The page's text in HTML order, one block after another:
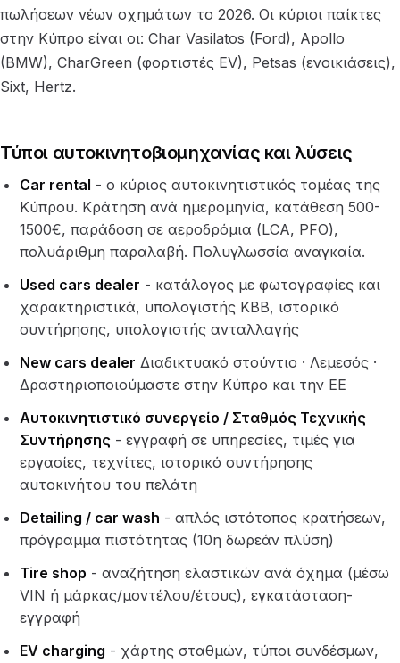
πωλήσεων νέων οχημάτων το 2026. Οι κύριοι παίκτες
στην Κύπρο είναι οι: Char Vasilatos (Ford), Apollo
(BMW), CharGreen (φορτιστές EV), Petsas (ενοικιάσεις),
Sixt, Hertz.
Τύποι αυτοκινητοβιομηχανίας και λύσεις
Car rental - ο κύριος αυτοκινητιστικός τομέας της
Κύπρου. Κράτηση ανά ημερομηνία, κατάθεση 500-
1500€, παράδοση σε αεροδρόμια (LCA, PFO),
πολυάριθμη παραλαβή. Πολυγλωσσία αναγκαία.
Used cars dealer - κατάλογος με φωτογραφίες και
χαρακτηριστικά, υπολογιστής KBB, ιστορικό
συντήρησης, υπολογιστής ανταλλαγής
New cars dealer Διαδικτυακό στούντιο · Λεμεσός ·
Δραστηριοποιούμαστε στην Κύπρο και την ΕΕ
Αυτοκινητιστικό συνεργείο / Σταθμός Τεχνικής
Συντήρησης - εγγραφή σε υπηρεσίες, τιμές για
εργασίες, τεχνίτες, ιστορικό συντήρησης
αυτοκινήτου του πελάτη
Detailing / car wash - απλός ιστότοπος κρατήσεων,
πρόγραμμα πιστότητας (10η δωρεάν πλύση)
Tire shop - αναζήτηση ελαστικών ανά όχημα (μέσω
VIN ή μάρκας/μοντέλου/έτους), εγκατάσταση-
εγγραφή
EV charging - χάρτης σταθμών, τύποι συνδέσμων,